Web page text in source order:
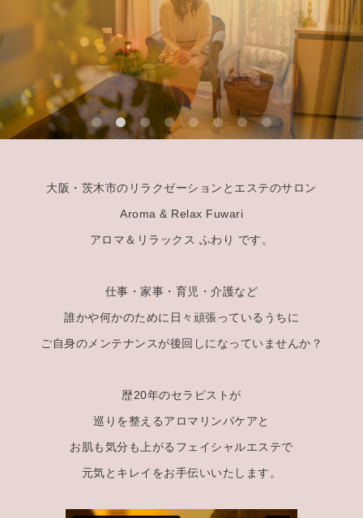
大阪・茨木市のリラクゼーションとエステのサロン
Aroma & Relax Fuwari
アロマ＆リラックス ふわり です。
仕事・家事・育児・介護など
誰かや何かのために日々頑張っているうちに
ご自身のメンテナンスが後回しになっていませんか？
歴20年のセラピストが
巡りを整えるアロマリンパケアと
お肌も気分も上がるフェイシャルエステで
元気とキレイをお手伝いいたします。